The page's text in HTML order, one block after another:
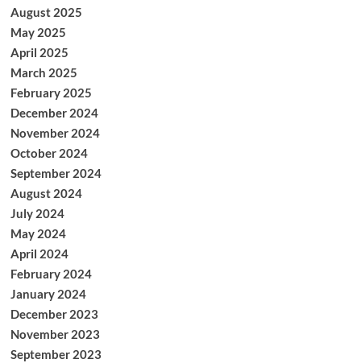
August 2025
May 2025
April 2025
March 2025
February 2025
December 2024
November 2024
October 2024
September 2024
August 2024
July 2024
May 2024
April 2024
February 2024
January 2024
December 2023
November 2023
September 2023